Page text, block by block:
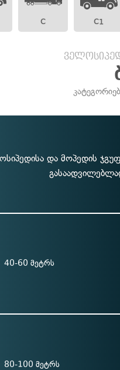
C C1
და მოპედის
40-60 მეტრს
80-100 მეტრს